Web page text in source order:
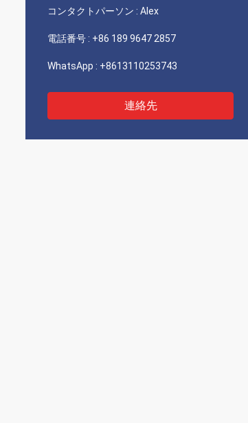
コンタクトパーソン : Alex
電話番号 : +86 189 9647 2857
WhatsApp : +8613110253743
連絡先